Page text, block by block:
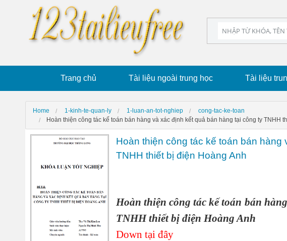
Trang chủ Tài liệu ngoài trung học Tài liệu
Home 1-kinh-te-quan-ly 1-luan-an-tot-nghiep
cong-tac-ke-toan
Hoàn thiện công tác kế toán bán hàng và xác định kết quả bán hàng tại công ty TNHH
Hoàn thiện công tác kế toán bán
TNHH thiết bị điện Hoàng Anh
Hoàn thiện công tác kế toán bán
TNHH thiết bị điện Hoàng Anh
Down tại đây